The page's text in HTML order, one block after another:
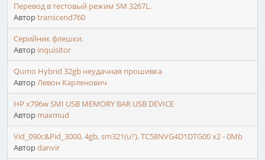
Перевод в тестовый режим SM 3267L.
Авторtranscend760
Серийник флешки.
Автор inquisitor
Qumo Hybrid 32gb неудачная прошивка
АвторЛевон Карленович
HP x796w SMI USB MEMORY BAR USB DEVICE
Автор maxmud
Vid_090c&Pid_3000, 4gb, sm321(u?), TC58NVG4D1DTG00 x2 - 0Mb
Авторdanvir